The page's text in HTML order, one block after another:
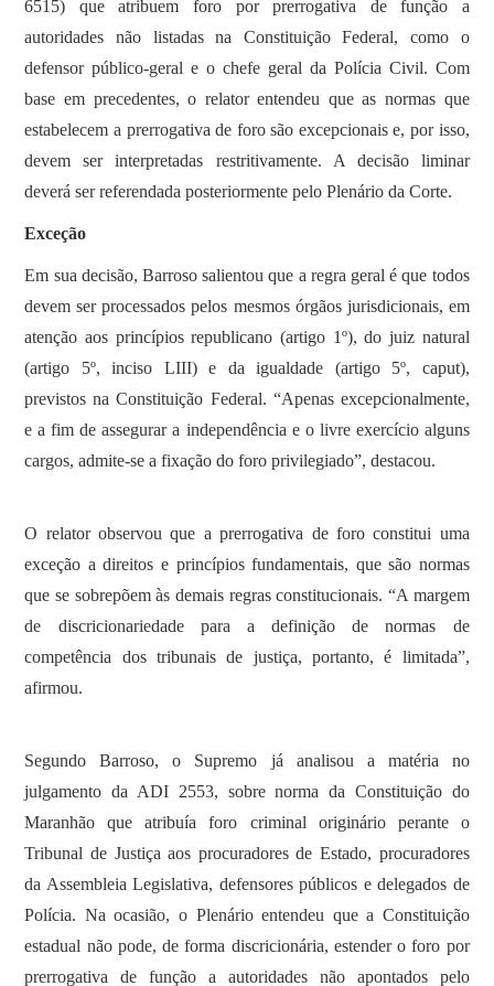
6515) que atribuem foro por prerrogativa de função a
autoridades não listadas na Constituição Federal, como o
defensor público-geral e o chefe geral da Polícia Civil. Com
base em precedentes, o relator entendeu que as normas que
estabelecem a prerrogativa de foro são excepcionais e, por isso,
devem ser interpretadas restritivamente. A decisão liminar
deverá ser referendada posteriormente pelo Plenário da Corte.
Exceção
Em sua decisão, Barroso salientou que a regra geral é que todos
devem ser processados pelos mesmos órgãos jurisdicionais, em
atenção aos princípios republicano (artigo 1º), do juiz natural
(artigo 5º, inciso LIII) e da igualdade (artigo 5º, caput),
previstos na Constituição Federal. “Apenas excepcionalmente,
e a fim de assegurar a independência e o livre exercício alguns
cargos, admite-se a fixação do foro privilegiado”, destacou.
O relator observou que a prerrogativa de foro constitui uma
exceção a direitos e princípios fundamentais, que são normas
que se sobrepõem às demais regras constitucionais. “A margem
de discricionariedade para a definição de normas de
competência dos tribunais de justiça, portanto, é limitada”,
afirmou.
Segundo Barroso, o Supremo já analisou a matéria no
julgamento da ADI 2553, sobre norma da Constituição do
Maranhão que atribuía foro criminal originário perante o
Tribunal de Justiça aos procuradores de Estado, procuradores
da Assembleia Legislativa, defensores públicos e delegados de
Polícia. Na ocasião, o Plenário entendeu que a Constituição
estadual não pode, de forma discricionária, estender o foro por
prerrogativa de função a autoridades não apontados pelo